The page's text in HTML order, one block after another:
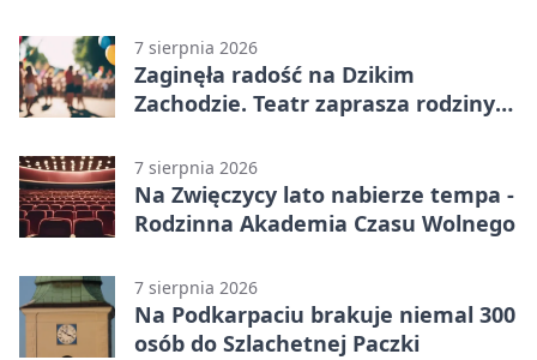
7 sierpnia 2026
Zaginęła radość na Dzikim
Zachodzie. Teatr zaprasza rodziny
7 sierpnia 2026
Na Zwięczycy lato nabierze tempa -
Rodzinna Akademia Czasu Wolnego
7 sierpnia 2026
Na Podkarpaciu brakuje niemal 300
osób do Szlachetnej Paczki